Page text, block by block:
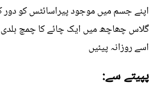
اپنے جسم میں موجود پیراسائٹس کو دور
گلاس چھاچھ میں ایک چائے کا چمچ ہلدی
اسے روزانہ پیئیں
پپیتے سے: